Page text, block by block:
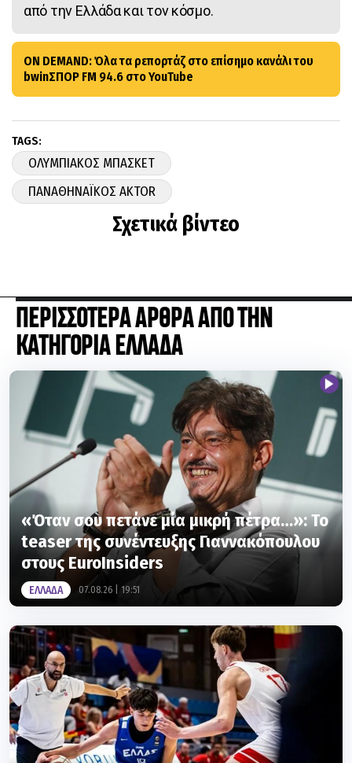
από την Ελλάδα και τον κόσμο.
ON DEMAND: Όλα τα ρεπορτάζ στο επίσημο κανάλι του
bwinΣΠΟΡ FM 94.6 στο YouTube
TAGS:
ΟΛΥΜΠΙΑΚΟΣ ΜΠΑΣΚΕΤ
ΠΑΝΑΘΗΝΑΪΚΟΣ AKTOR
Σχετικά βίντεο
ΠΕΡΙΣΣΟΤΕΡΑ ΑΡΘΡΑ ΑΠΟ ΤΗΝ
ΚΑΤΗΓΟΡΙΑ ΕΛΛΑΔΑ
«Όταν σου πετάνε μία μικρή πέτρα…»: Το
teaser της συνέντευξης Γιαννακόπουλου
στους EuroInsiders
ΕΛΛΑΔΑ 07.08.26 | 19:51